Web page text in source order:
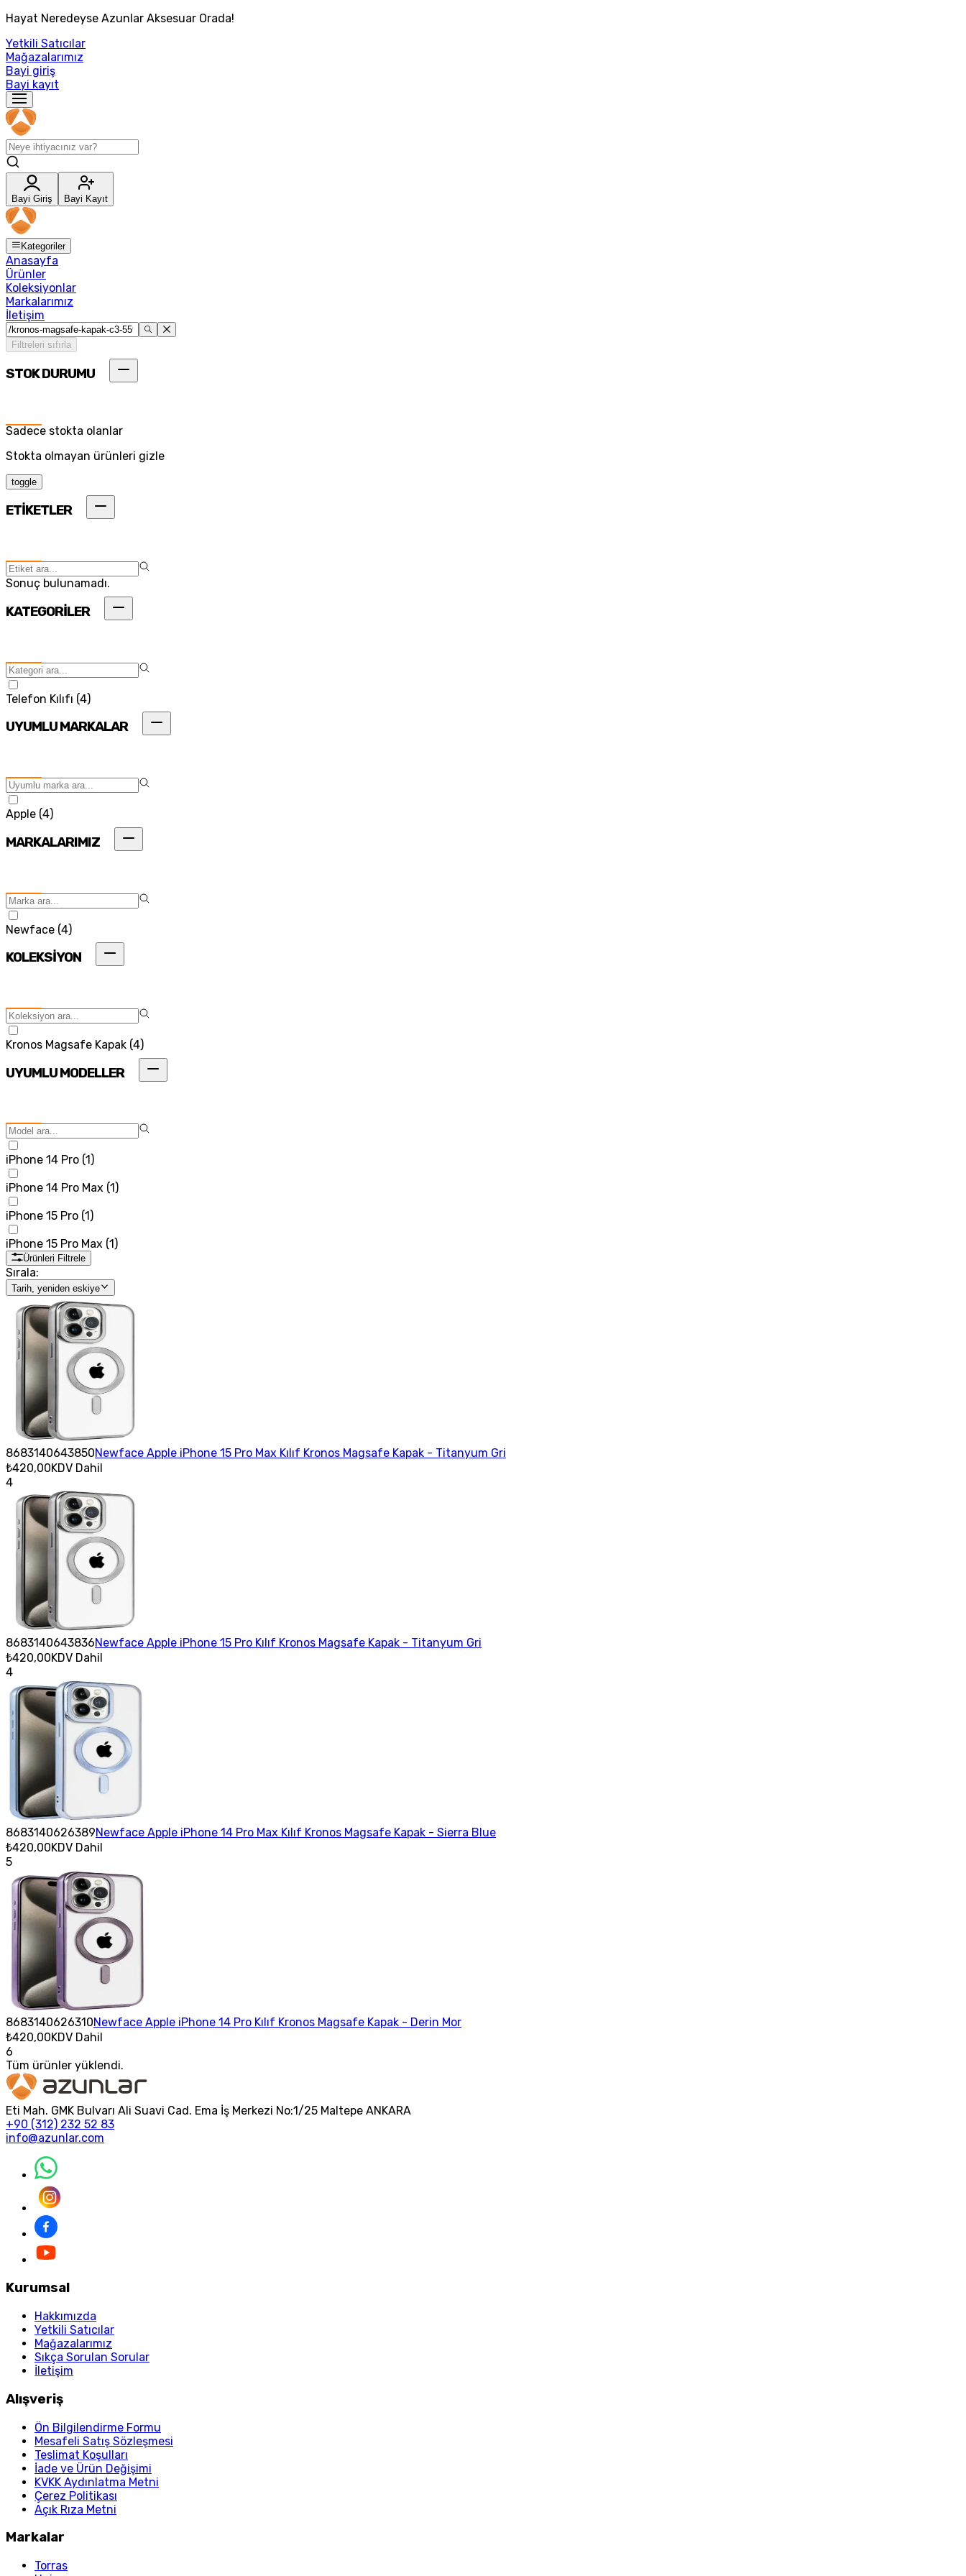
Hayat Neredeyse Azunlar Aksesuar Orada!
Yetkili Satıcılar
Mağazalarımız
Bayi giriş
Bayi kayıt
Bayi Giriş Bayi Kayıt
Kategoriler
Anasayfa
Ürünler
Koleksiyonlar
Markalarımız
İletişim
Filtreleri sıfırla
STOK DURUMU
Sadece stokta olanlar
Stokta olmayan ürünleri gizle
toggle
ETİKETLER
Sonuç bulunamadı.
KATEGORİLER
Telefon Kılıfı (4)
UYUMLU MARKALAR
Apple (4)
MARKALARIMIZ
Newface (4)
KOLEKSİYON
Kronos Magsafe Kapak (4)
UYUMLU MODELLER
iPhone 14 Pro (1 )
iPhone 14 Pro Max (1 )
iPhone 15 Pro (1 )
iPhone 15 Pro Max (1 )
Ürünleri Filtrele
Sırala:
Tarih, yeniden eskiye
8683140643850Newface Apple iPhone 15 Pro Max Kılıf Kronos Magsafe Kapak - Titanyum Gri
₺420,00KDV Dahil
4
8683140643836Newface Apple iPhone 15 Pro Kılıf Kronos Magsafe Kapak - Titanyum Gri
₺420,00KDV Dahil
4
8683140626389Newface Apple iPhone 14 Pro Max Kılıf Kronos Magsafe Kapak - Sierra Blue
₺420,00KDV Dahil
5
8683140626310Newface Apple iPhone 14 Pro Kılıf Kronos Magsafe Kapak - Derin Mor
₺420,00KDV Dahil
6
Tüm ürünler yüklendi.
Eti Mah. GMK Bulvarı Ali Suavi Cad. Ema İş Merkezi No:1/25 Maltepe ANKARA
+90 (312) 232 52 83
info@azunlar.com
Kurumsal
Hakkımızda
Yetkili Satıcılar
Mağazalarımız
Sıkça Sorulan Sorular
İletişim
Alışveriş
Ön Bilgilendirme Formu
Mesafeli Satış Sözleşmesi
Teslimat Koşulları
İade ve Ürün Değişimi
KVKK Aydınlatma Metni
Çerez Politikası
Açık Rıza Metni
Markalar
Torras